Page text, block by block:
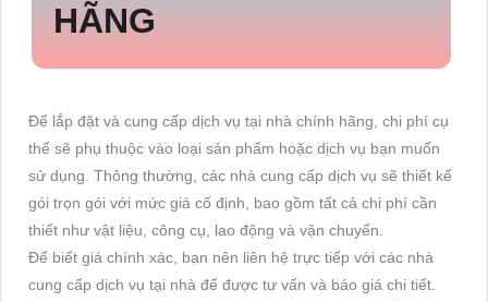
HÃNG
Để lắp đặt và cung cấp dịch vụ tại nhà chính hãng, chi phí cụ
thể sẽ phụ thuộc vào loại sản phẩm hoặc dịch vụ bạn muốn
sử dụng. Thông thường, các nhà cung cấp dịch vụ sẽ thiết kế
gói trọn gói với mức giá cố định, bao gồm tất cả chi phí cần
thiết như vật liệu, công cụ, lao động và vận chuyển.
Để biết giá chính xác, bạn nên liên hệ trực tiếp với các nhà
cung cấp dịch vụ tại nhà để được tư vấn và báo giá chi tiết.